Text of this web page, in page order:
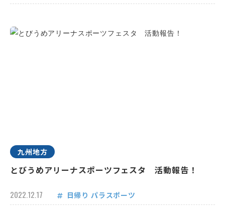
九州地方
とびうめアリーナスポーツフェスタ 活動報告！
2022.12.17 日帰り パラスポーツ